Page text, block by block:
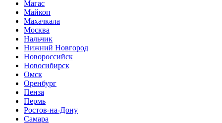
Магас
Майкоп
Махачкала
Москва
Нальчик
Нижний Новгород
Новороссийск
Новосибирск
Омск
Оренбург
Пенза
Пермь
Ростов-на-Дону
Самара